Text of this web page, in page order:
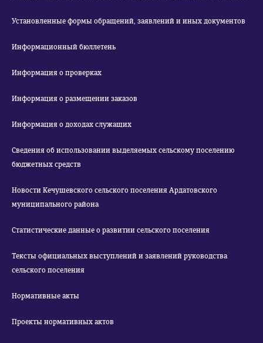
Установленные формы обращений, заявлений и иных документов
Информационный бюллетень
Информация о проверках
Информация о размещении заказов
Информация о доходах служащих
Сведения об использовании выделяемых сельскому поселению
бюджетных средств
Новости Кечушевского сельского поселения Ардатовского
муниципального района
Статистические данные о развитии сельского поселения
Тексты официальных выступлений и заявлений руководства
сельского поселения
Нормативные акты
Проекты нормативных актов